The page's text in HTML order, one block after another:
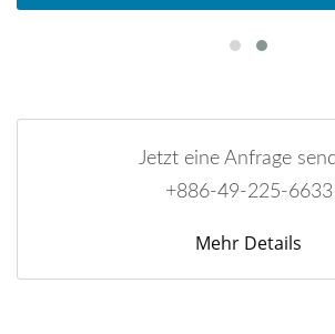
Jetzt eine Anfrage
+886-49-225-6633
Mehr Details